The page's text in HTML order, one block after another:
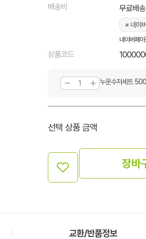
배송비 무료배송
※ 네이
네이버페
상품코드
누운수저세트
선택 상품 금액
장바
교환/반품정보